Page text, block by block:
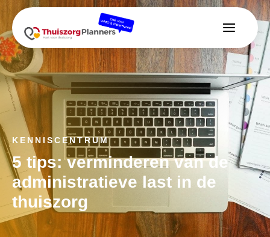
KENNISCENTRUM
5 tips: verminderen van de
administratieve last in de
thuiszorg